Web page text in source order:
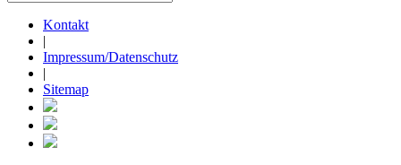
Kontakt
|
Impressum/Datenschutz
|
Sitemap